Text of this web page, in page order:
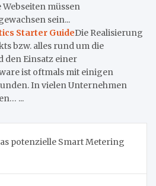
müssen
sein...
Starter GuideDie Realisierung
bzw. alles rund um die
Einsatz einer
ist oftmals mit einigen
In vielen Unternehmen
...
potenzielle Smart Metering